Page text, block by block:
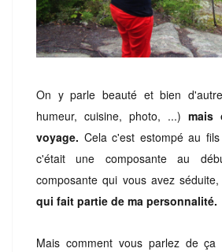
On y parle beauté et bien
humeur, cuisine, photo, ...) mais
voyage. Cela c'est estompé au
c'était une composante au
composante qui vous avez séduite,
qui fait partie de ma personnalité.
Mais comment vous parlez de